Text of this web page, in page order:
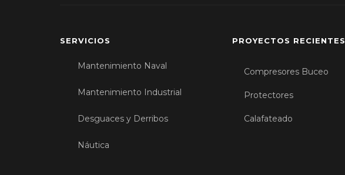
SERVICIOS
Mantenimiento Naval
Mantenimiento Industrial
Desguaces y Derribos
Náutica
PROYECTOS RECIENTES
Compresores Buceo
Protectores
Calafateado